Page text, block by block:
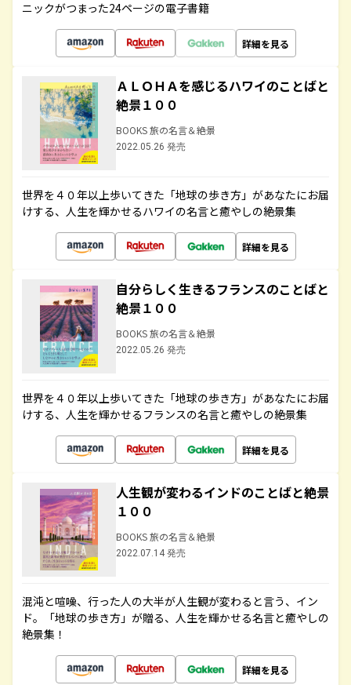
ニックがつまった24ページの電子書籍
詳細を見る
ＡＬＯＨＡを感じるハワイのことばと
絶景１００
BOOKS 旅の名言＆絶景
2022.05.26 発売
世界を４０年以上歩いてきた「地球の歩き方」があなたにお届
けする、人生を輝かせるハワイの名言と癒やしの絶景集
詳細を見る
自分らしく生きるフランスのことばと
絶景１００
BOOKS 旅の名言＆絶景
2022.05.26 発売
世界を４０年以上歩いてきた「地球の歩き方」があなたにお届
けする、人生を輝かせるフランスの名言と癒やしの絶景集
詳細を見る
人生観が変わるインドのことばと絶景
１００
BOOKS 旅の名言＆絶景
2022.07.14 発売
混沌と喧噪、行った人の大半が人生観が変わると言う、イン
ド。「地球の歩き方」が贈る、人生を輝かせる名言と癒やしの
絶景集！
詳細を見る